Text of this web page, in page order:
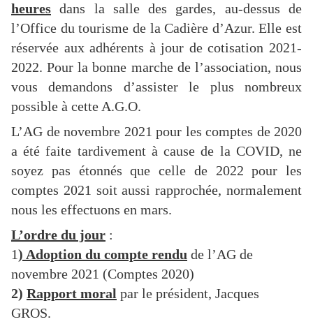
heures dans la salle des gardes, au-dessus de
l’Office du tourisme de la Cadière d’Azur. Elle est
réservée aux adhérents à jour de cotisation 2021-
2022. Pour la bonne marche de l’association, nous
vous demandons d’assister le plus nombreux
possible à cette A.G.O.
L’AG de novembre 2021 pour les comptes de 2020
a été faite tardivement à cause de la COVID, ne
soyez pas étonnés que celle de 2022 pour les
comptes 2021 soit aussi rapprochée, normalement
nous les effectuons en mars.
L’ordre du jour :
1) Adoption du compte rendu de l’AG de
novembre 2021 (Comptes 2020)
2) Rapport moral par le président, Jacques
GROS.